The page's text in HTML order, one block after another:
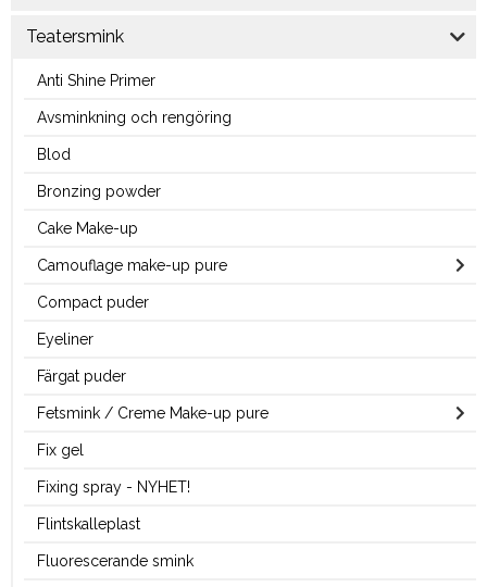
Teatersmink
Anti Shine Primer
Avsminkning och rengöring
Blod
Bronzing powder
Cake Make-up
Camouflage make-up pure
Compact puder
Eyeliner
Färgat puder
Fetsmink / Creme Make-up pure
Fix gel
Fixing spray - NYHET!
Flintskalleplast
Fluorescerande smink